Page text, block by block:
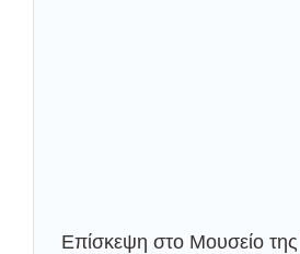
Eπίσκεψη στο Μουσείο